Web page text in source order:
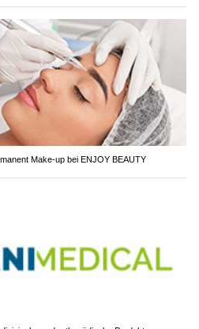
Make-up bei ENJOY BEAUTY